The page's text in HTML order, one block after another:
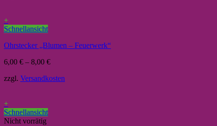
+
Schnellansicht
Ohrstecker „Blumen – Feuerwerk“
6,00 € – 8,00 €
zzgl. Versandkosten
+
Schnellansicht
Nicht vorrätig